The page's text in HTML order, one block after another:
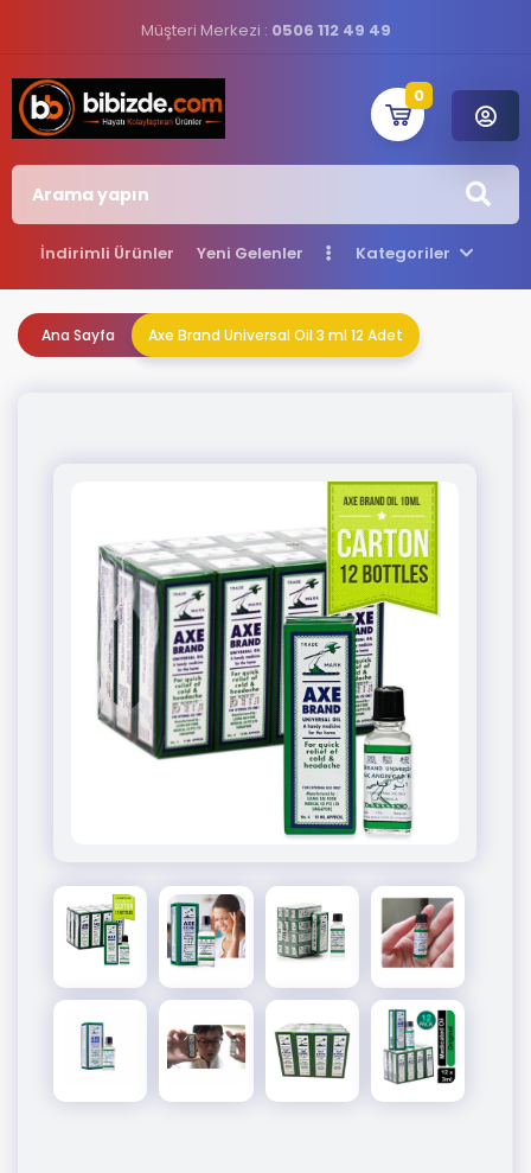
Müşteri Merkezi : 0506 112 49 49
0
İndirimli Ürünler Yeni Gelenler Kategoriler
Ana Sayfa Axe Brand Universal Oil 3 ml 12 Adet